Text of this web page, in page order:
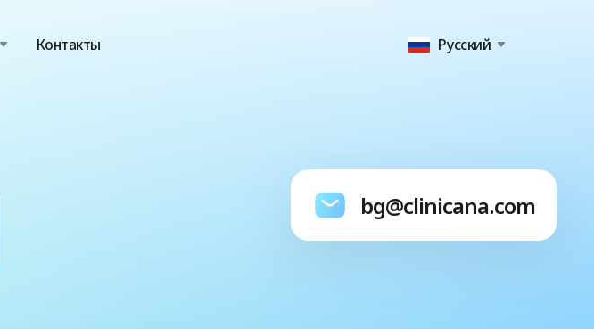
Контакты Русский
bg@clinicana.com